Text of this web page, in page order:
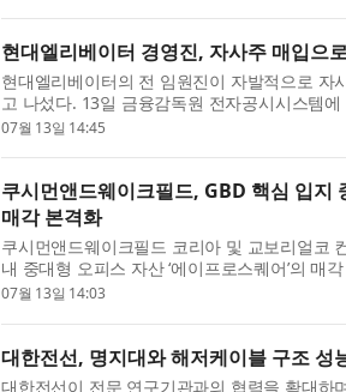
현대엘리베이터 경영진, 자사주 매입으
현대엘리베이터의 전 임원진이 자발적으로 자
고 나섰다. 13일 금융감독원 전자공시시스템
명의 임원진 전원이 약 1만4500주의 자사주를
07월 13일 14:45
쿠시먼앤드웨이크필드, GBD 핵심 입지
매각 본격화
쿠시먼앤드웨이크필드 코리아 및 교보리얼코
내 중대형 오피스 자산 ‘에이프로스퀘어’의 매
는 GBD 내에서 희소한 규모의 오피스 자산으
07월 13일 14:03
대한전선, 명지대와 해저케이블 구조
대한전선이 전문 연구기관과의 협력을 확대하